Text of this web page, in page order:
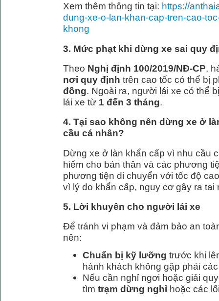
Xem thêm thông tin tại: https://
dung-xe-o-lan-khan-cap-tren-cao-
khong
3. Mức phạt khi dừng xe sai quy
Theo Nghị định 100/2019/NĐ-CP,
nơi quy định trên cao tốc có thể bị
đồng. Ngoài ra, người lái xe có thể
lái xe từ 1 đến 3 tháng.
4. Tại sao không nên dừng xe ở
cầu cá nhân?
Dừng xe ở làn khẩn cấp vì nhu cầu
hiểm cho bản thân và các phương
phương tiện di chuyển với tốc độ
vì lý do khẩn cấp, nguy cơ gây ra tai
5. Lời khuyên cho người lái xe
Để tránh vi phạm và đảm bảo an
nên:
Chuẩn bị kỹ lưỡng trước khi
hành khách không gặp phải
Nếu cần nghỉ ngơi hoặc giải
tìm trạm dừng nghỉ hoặc các